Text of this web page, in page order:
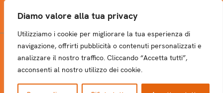
Diamo valore alla tua privacy
Utilizziamo i cookie per migliorare la tua esperienza di
navigazione, offrirti pubblicità o contenuti personalizzati e
analizzare il nostro traffico. Cliccando “Accetta tutti”,
acconsenti al nostro utilizzo dei cookie.
NEWSLETTER